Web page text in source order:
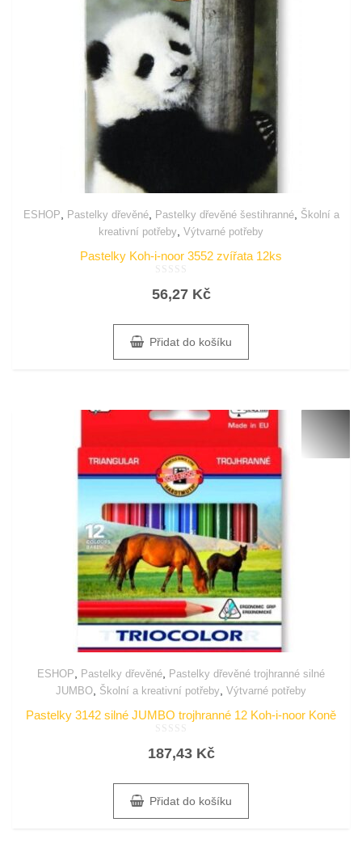
ESHOP Pastelky dřevěné, Pastelky dřevěné šestihranné, Školní a
kreativní potřeby Výtvarné potřeby
Pastelky Koh-i-noor 3552 zvířata 12ks
0
56,27 Kč
Přidat do košíku
ESHOP Pastelky dřevěné
Pastelky dřevěné trojhranné silné
JUMBO Školní a kreativní potřeby Výtvarné potřeby
Pastelky 3142 silné JUMBO trojhranné 12 Koh-i-noor Koně
0
187,43 Kč
Přidat do košíku